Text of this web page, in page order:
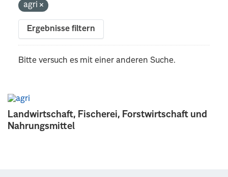
Landwirtschaft, Fischerei, Forstwirtschaft und
Nahrungsmittel
agri
Ergebnisse filtern
Bitte versuch es mit einer anderen Suche.